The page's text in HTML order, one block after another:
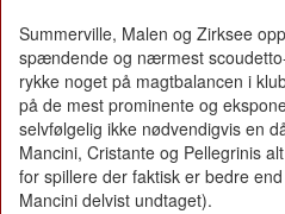
Summerville, Malen og Zirksee
spændende og nærmest
rykke noget på magtbalancen i
på de mest prominente og
selvfølgelig ikke nødvendigvis en
Mancini, Cristante og Pellegrinis
for spillere der faktisk er bedre
Mancini delvist undtaget).